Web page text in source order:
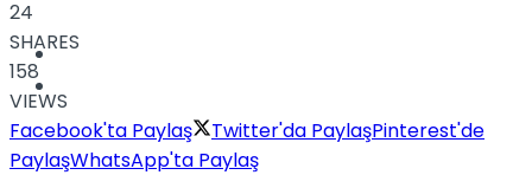
TV
24
SHARES
158
VIEWS
Facebook'ta Paylaş
Twitter'da PaylaşPinterest'de
PaylaşWhatsApp'ta Paylaş